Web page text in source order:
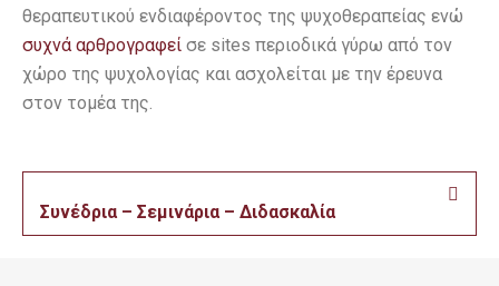
θεραπευτικού ενδιαφέροντος της ψυχοθεραπείας ενώ
συχνά αρθρογραφεί σε sites περιοδικά γύρω από τον
χώρο της ψυχολογίας και ασχολείται με την έρευνα
στον τομέα της.
Συνέδρια – Σεμινάρια – Διδασκαλία